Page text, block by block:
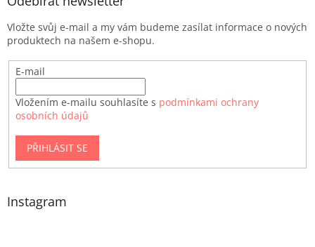
Vložte svůj e-mail a my vám budeme zasílat informace o nových
produktech na našem e-shopu.
E-mail
Vložením e-mailu souhlasíte s podmínkami ochrany
osobních údajů
PŘIHLÁSIT SE
Instagram